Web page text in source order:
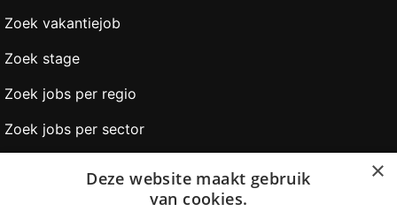
Zoek vakantiejob
Zoek stage
Zoek jobs per regio
Zoek jobs per sector
×
Deze website maakt gebruik
van cookies.